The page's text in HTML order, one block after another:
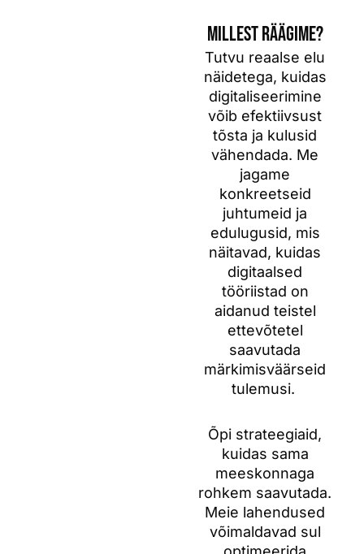
MILLEST RÄÄGIME?
Tutvu reaalse elu
näidetega, kuidas
digitaliseerimine
võib efektiivsust
tõsta ja kulusid
vähendada. Me
jagame
konkreetseid
juhtumeid ja
edulugusid, mis
näitavad, kuidas
digitaalsed
tööriistad on
aidanud teistel
ettevõtetel
saavutada
märkimisväärseid
tulemusi.
Õpi strateegiaid,
kuidas sama
meeskonnaga
rohkem saavutada.
Meie lahendused
võimaldavad sul